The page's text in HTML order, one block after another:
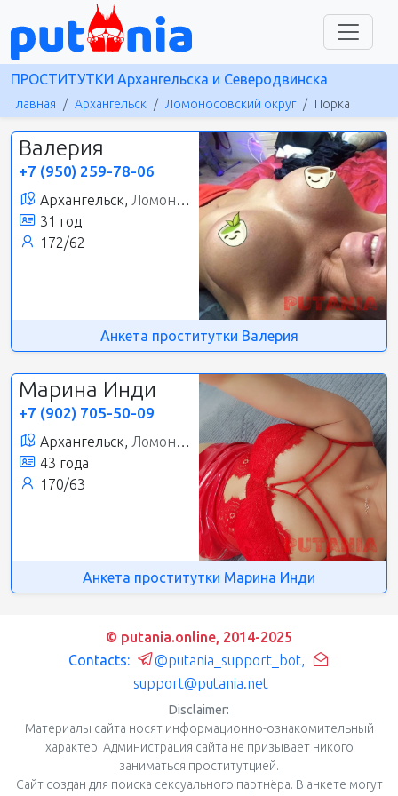
ПРОСТИТУТКИ Архангельска и Северодвинска
Главная Архангельск Ломоносовский округ Порка
Валерия
+7 (950) 259-78-06
Архангельск, Ломоносовский округ
31 год
172/62
Анкета проститутки Валерия
Марина Инди
+7 (902) 705-50-09
Архангельск, Ломоносовский округ
43 года
170/63
Анкета проститутки Марина Инди
© putania.online, 2014-2025
Contacts:
@putania_support_bot,
support@putania.net
Disclaimer:
Материалы сайта носят информационно-ознакомительный
характер. Администрация сайта не призывает никого
заниматься проститутцией.
Сайт создан для поиска сексуального партнёра. В анкете могут